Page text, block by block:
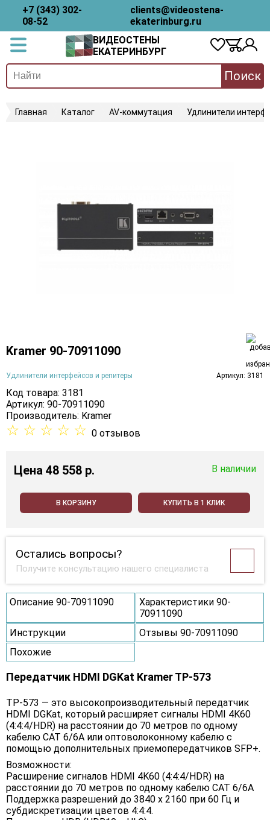
+7 (343) 302-
08-52
clients@videostena-
ekaterinburg.ru
ВИДЕОСТЕНЫ
ЕКАТЕРИНБУРГ
Поиск
Главная Каталог AV-коммутация Удлинители
Kramer 90-70911090
Удлинители интерфейсов и репитеры Артикул: 3181
Код товара: 3181
Артикул: 90-70911090
Производитель: Kramer
☆ ☆ ☆ ☆ ☆ 0 отзывов
Цена 48 558 p. В наличии
В КОРЗИНУ КУПИТЬ В 1 КЛИК
Остались вопросы?
Получите консультацию нашего специалиста
Описание 90-70911090
Характеристики 90-
70911090
Инструкции
Отзывы 90-70911090
Похожие
Передатчик HDMI DGKat Kramer TP-573
TP-573 — это высокопроизводительный передатчик
HDMI DGKat, который расширяет сигналы HDMI 4K60
(4:4:4/HDR) на расстоянии до 70 метров по одному
кабелю CAT 6/6A или оптоволоконному кабелю с
помощью дополнительных приемопередатчиков SFP+.
Возможности:
Расширение сигналов HDMI 4K60 (4:4:4/HDR) на
расстоянии до 70 метров по одному кабелю CAT 6/6A
Поддержка разрешений до 3840 x 2160 при 60 Гц и
субдискретизации цветов 4:4:4.